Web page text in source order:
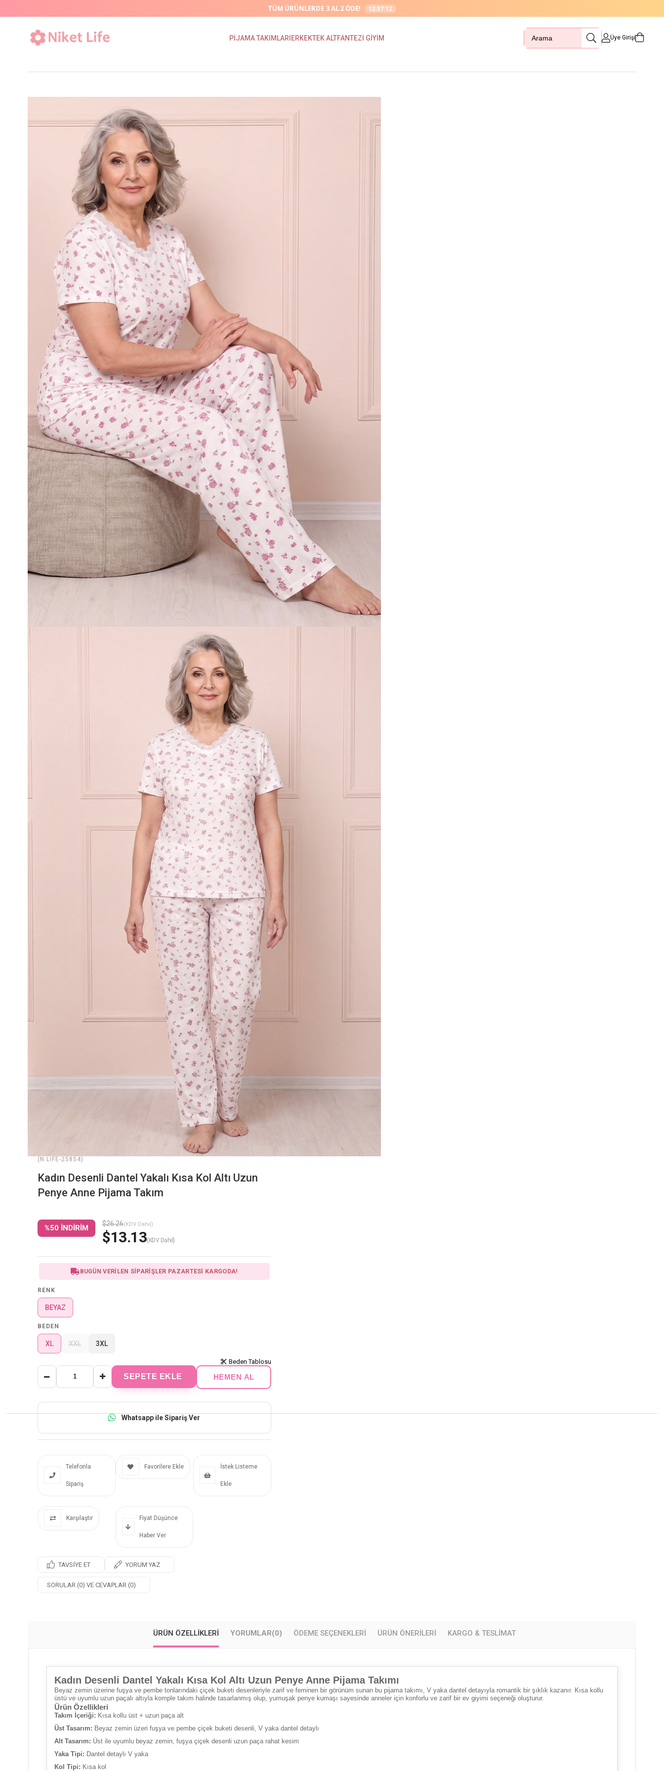
TÜM ÜRÜNLERDE 3 AL 2 ÖDE! 12:57:07
PİJAMA TAKIMLARIERKEKTEK ALTFANTEZİ GİYİM Üye Girişi
Kadın Desenli Dantel Yakalı Kısa Kol Altı Uzun
Penye Anne Pijama Takım
(N.LIFE-25854)
%50 İNDIRIM $26.26(KDV Dahil)
$13.13(KDV Dahil)
BUGÜN VERİLEN SİPARİŞLER PAZARTESİ KARGODA!
RENK
BEYAZ
BEDEN
XL XXL 3XL
Beden Tablosu
Whatsapp ile Sipariş Ver
Telefonla
Sipariş
Favorilere Ekle İstek Listeme
Ekle
Karşılaştır Fiyat Düşünce
Haber Ver
TAVSIYE ET YORUM YAZ
SORULAR (0) VE CEVAPLAR (0)
ÜRÜN ÖZELLIKLERI YORUMLAR(0) ÖDEME SEÇENEKLERI ÜRÜN ÖNERILERI KARGO & TESLIMAT
Kadın Desenli Dantel Yakalı Kısa Kol Altı Uzun Penye Anne Pijama Takımı
Beyaz zemin üzerine fuşya ve pembe tonlarındaki çiçek buketi desenleriyle zarif ve feminen bir görünüm sunan bu pijama takımı, V yaka dantel detayıyla romantik bir şıklık kazanır. Kısa kollu
üstü ve uyumlu uzun paçalı altıyla komple takım halinde tasarlanmış olup, yumuşak penye kumaşı sayesinde anneler için konforlu ve zarif bir ev giyimi seçeneği oluşturur.
Ürün Özellikleri
Takım İçeriği: Kısa kollu üst + uzun paça alt
Üst Tasarım: Beyaz zemin üzeri fuşya ve pembe çiçek buketi desenli, V yaka dantel detaylı
Alt Tasarım: Üst ile uyumlu beyaz zemin, fuşya çiçek desenli uzun paça rahat kesim
Yaka Tipi: Dantel detaylı V yaka
Kol Tipi: Kısa kol